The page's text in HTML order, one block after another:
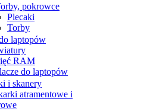
pokrowce
Plecaki
Torby
laptopów
RAM
do laptopów
i skanery
atramentowe i